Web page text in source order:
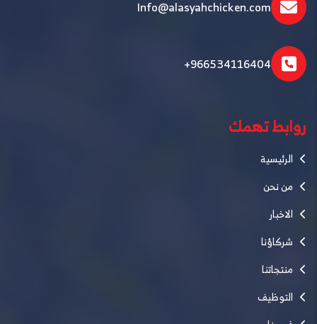
Info@alasyahchicken.com
+966534116404
روابط تهمك
الرئيسية
من نحن
الاخبار
شركاؤنا
منتجاتنا
التوظيف